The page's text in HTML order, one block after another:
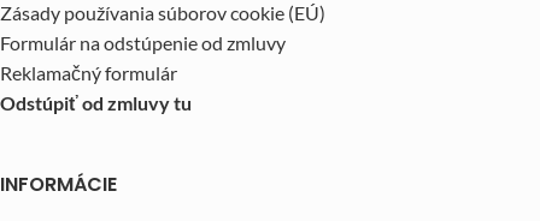
Zásady používania súborov cookie (EÚ)
Formulár na odstúpenie od zmluvy
Reklamačný formulár
Odstúpiť od zmluvy tu
INFORMÁCIE